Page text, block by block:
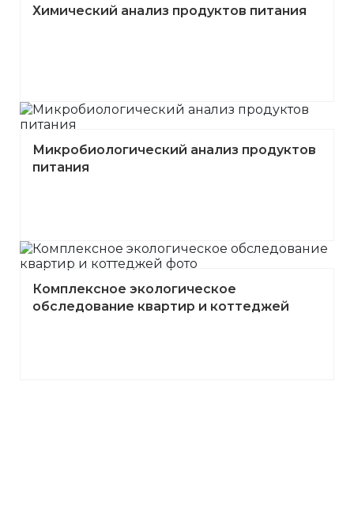
Химический анализ продуктов питания
Микробиологический анализ продуктов
питания
Комплексное экологическое
обследование квартир и коттеджей